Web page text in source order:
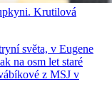
Krutilová
světa, v Eugene
na osm let staré
z MSJ v